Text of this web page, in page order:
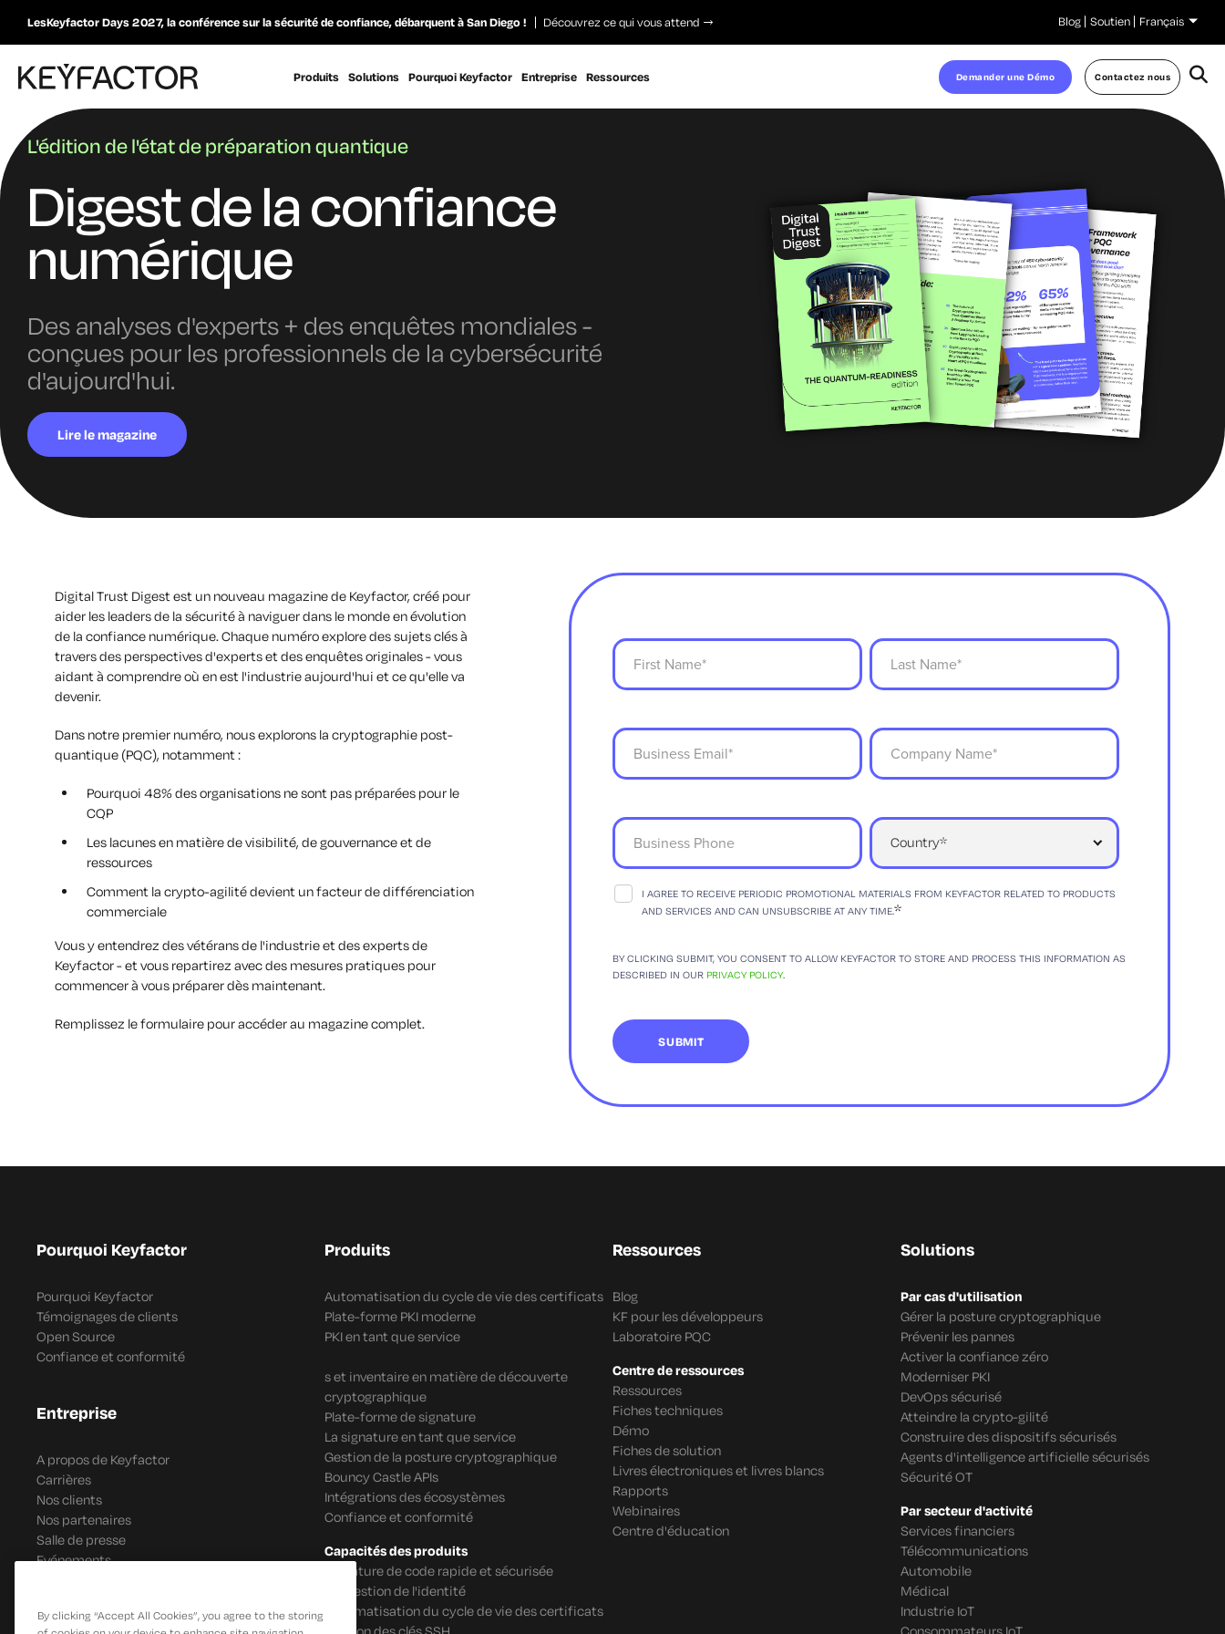
LesKeyfactor Days 2027, la conférence sur la sécurité de confiance, débarquent à San Diego ! Découvrez ce qui vous attend Blog Soutien Français
Produits Solutions Pourquoi Keyfactor Entreprise Ressources Demander une Démo Contactez nous
L'édition de l'état de préparation quantique
Digest de la confiance
numérique
Des analyses d'experts + des enquêtes mondiales -
conçues pour les professionnels de la cybersécurité
d'aujourd'hui.
Lire le magazine
Digital Trust Digest est un nouveau magazine de Keyfactor, créé pour
aider les leaders de la sécurité à naviguer dans le monde en évolution
de la confiance numérique. Chaque numéro explore des sujets clés à
travers des perspectives d'experts et des enquêtes originales - vous
aidant à comprendre où en est l'industrie aujourd'hui et ce qu'elle va
devenir.
Dans notre premier numéro, nous explorons la cryptographie post-
quantique (PQC), notamment :
Pourquoi 48% des organisations ne sont pas préparées pour le
CQP
Les lacunes en matière de visibilité, de gouvernance et de
ressources
Comment la crypto-agilité devient un facteur de différenciation
commerciale
Vous y entendrez des vétérans de l'industrie et des experts de
Keyfactor - et vous repartirez avec des mesures pratiques pour
commencer à vous préparer dès maintenant.
Remplissez le formulaire pour accéder au magazine complet.
I AGREE TO RECEIVE PERIODIC PROMOTIONAL MATERIALS FROM KEYFACTOR RELATED TO PRODUCTS
AND SERVICES AND CAN UNSUBSCRIBE AT ANY TIME.*
BY CLICKING SUBMIT, YOU CONSENT TO ALLOW KEYFACTOR TO STORE AND PROCESS THIS INFORMATION AS
DESCRIBED IN OUR PRIVACY POLICY.
Pourquoi Keyfactor
Pourquoi Keyfactor
Témoignages de clients
Open Source
Confiance et conformité
Entreprise
A propos de Keyfactor
Carrières
Nos clients
Nos partenaires
Salle de presse
Evénements
Produits
Automatisation du cycle de vie des certificats
Plate-forme PKI moderne
PKI en tant que service
s et inventaire en matière de découverte
cryptographique
Plate-forme de signature
La signature en tant que service
Gestion de la posture cryptographique
Bouncy Castle APIs
Intégrations des écosystèmes
Confiance et conformité
Capacités des produits
Signature de code rapide et sécurisée
IoT Gestion de l'identité
Automatisation du cycle de vie des certificats
Ressources
Blog
KF pour les développeurs
Laboratoire PQC
Centre de ressources
Ressources
Fiches techniques
Démo
Fiches de solution
Livres électroniques et livres blancs
Rapports
Webinaires
Centre d'éducation
Solutions
Par cas d'utilisation
Gérer la posture cryptographique
Prévenir les pannes
Activer la confiance zéro
Moderniser PKI
DevOps sécurisé
Atteindre la crypto-gilité
Construire des dispositifs sécurisés
Agents d'intelligence artificielle sécurisés
Sécurité OT
Par secteur d'activité
Services financiers
Télécommunications
Automobile
Médical
Industrie IoT
By clicking “Accept All Cookies”, you agree to the storing